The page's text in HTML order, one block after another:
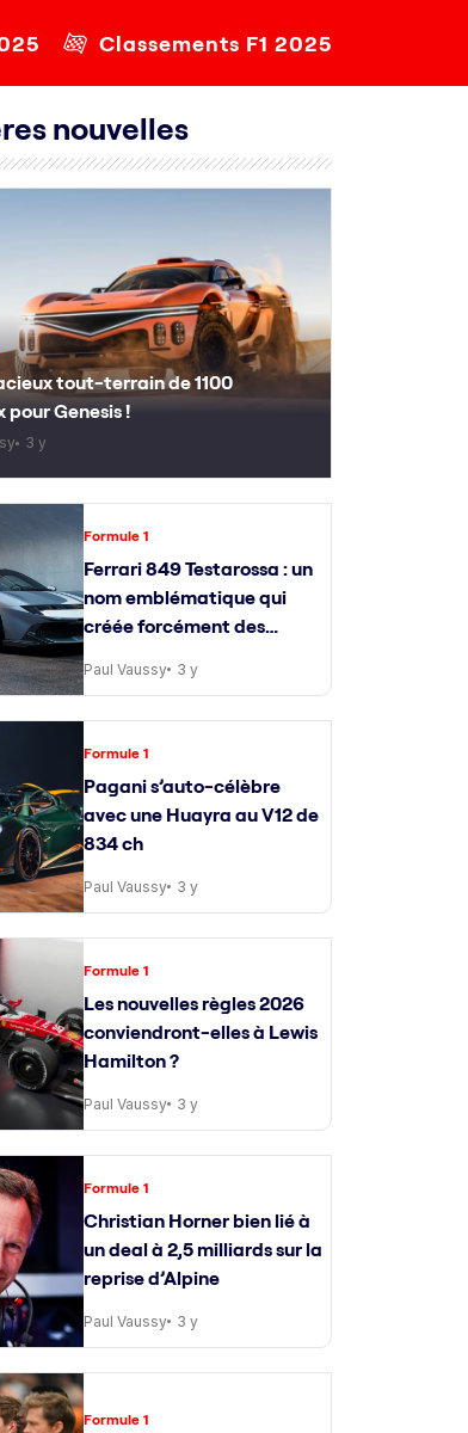
Classements F1 2025
nouvelles
tout-terrain de 1100
pour Genesis !
3 y
Formule 1
Ferrari 849 Testarossa : un
nom emblématique qui
créée forcément des
attentes
Paul Vaussy 3 y
Formule 1
Pagani s’auto-célèbre
avec une Huayra au V12 de
834 ch
Paul Vaussy 3 y
Formule 1
Les nouvelles règles 2026
conviendront-elles à Lewis
Hamilton ?
Paul Vaussy 3 y
Formule 1
Christian Horner bien lié à
un deal à 2,5 milliards sur la
reprise d’Alpine
Paul Vaussy 3 y
Formule 1